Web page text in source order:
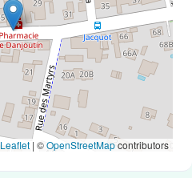
Leaflet | ©OpenStreetMapcontributors